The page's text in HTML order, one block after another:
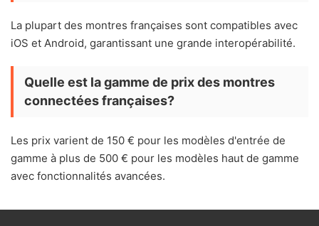
La plupart des montres françaises sont compatibles avec
iOS et Android, garantissant une grande interopérabilité.
Quelle est la gamme de prix des montres
connectées françaises?
Les prix varient de 150 € pour les modèles d'entrée de
gamme à plus de 500 € pour les modèles haut de gamme
avec fonctionnalités avancées.